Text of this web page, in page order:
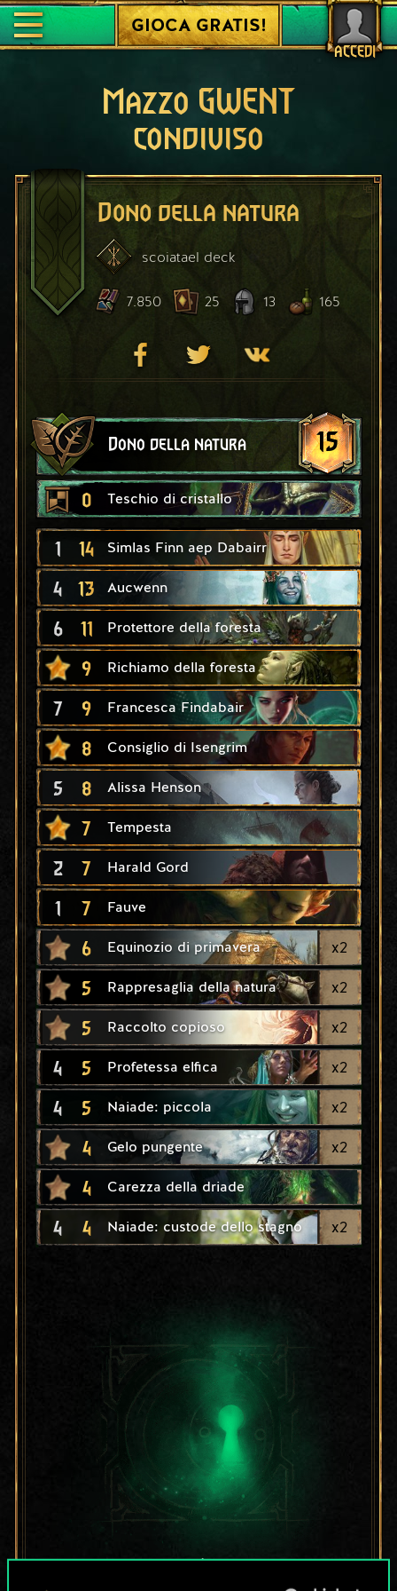
ACCEDI
GIOCA GRATIS!
Mazzo GWENT
condiviso
Dono della natura
scoiatael deck
7.850 25 13 165
Dono della natura 15
0 Teschio di cristallo
1 14 Simlas Finn aep Dabairr
4 13 Aucwenn
6 11 Protettore della foresta
9 Richiamo della foresta
7 9 Francesca Findabair
8 Consiglio di Isengrim
5 8 Alissa Henson
7 Tempesta
2 7 Harald Gord
1 7 Fauve
6 Equinozio di primavera x2
5 Rappresaglia della natura x2
5 Raccolto copioso x2
4 5 Profetessa elfica x2
4 5 Naiade: piccola x2
4 Gelo pungente x2
4 Carezza della driade
4 4 Naiade: custode dello stagno x2